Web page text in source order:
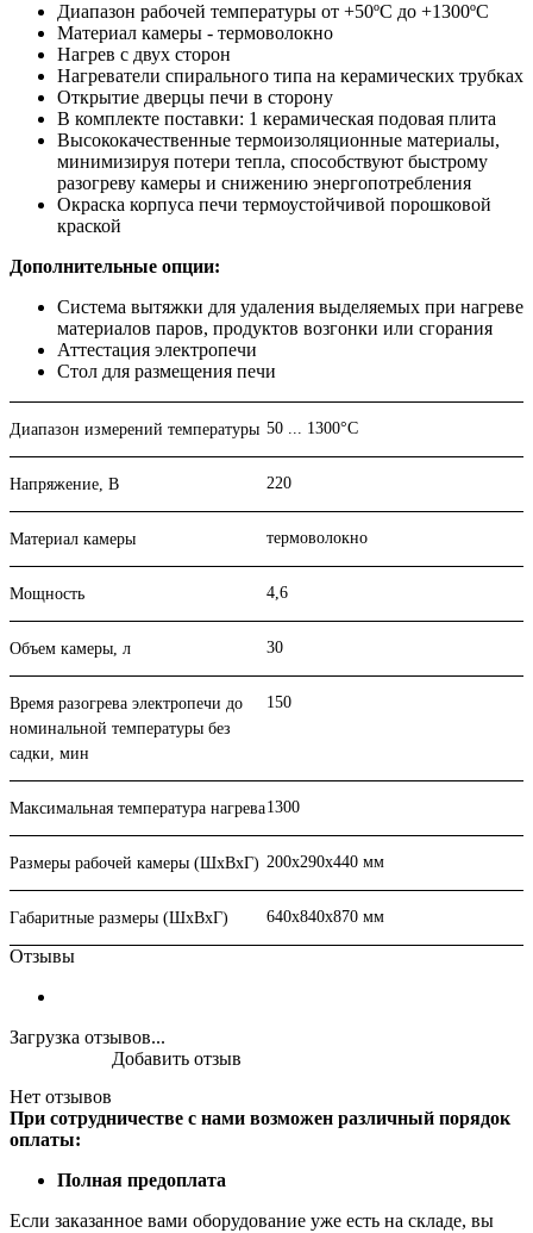
Диапазон рабочей температуры от +50ºC до +1300ºC
Материал камеры - термоволокно
Нагрев с двух сторон
Нагреватели спирального типа на керамических трубках
Открытие дверцы печи в сторону
В комплекте поставки: 1 керамическая подовая плита
Высококачественные термоизоляционные материалы,
минимизируя потери тепла, способствуют быстрому
разогреву камеры и снижению энергопотребления
Окраска корпуса печи термоустойчивой порошковой
краской
Дополнительные опции:
Система вытяжки для удаления выделяемых при нагреве
материалов паров, продуктов возгонки или сгорания
Аттестация электропечи
Стол для размещения печи
Диапазон измерений температуры 50 ... 1300°С
Напряжение, В 220
Материал камеры термоволокно
Мощность 4,6
Объем камеры, л 30
Время разогрева электропечи до
номинальной температуры без
садки, мин
150
Максимальная температура нагрева1300
Размеры рабочей камеры (ШхВхГ) 200х290х440 мм
Габаритные размеры (ШхВхГ) 640х840х870 мм
Отзывы
Загрузка отзывов...
Нет отзывов
Добавить отзыв
При сотрудничестве с нами возможен различный порядок
оплаты:
Полная предоплата
Если заказанное вами оборудование уже есть на складе, вы